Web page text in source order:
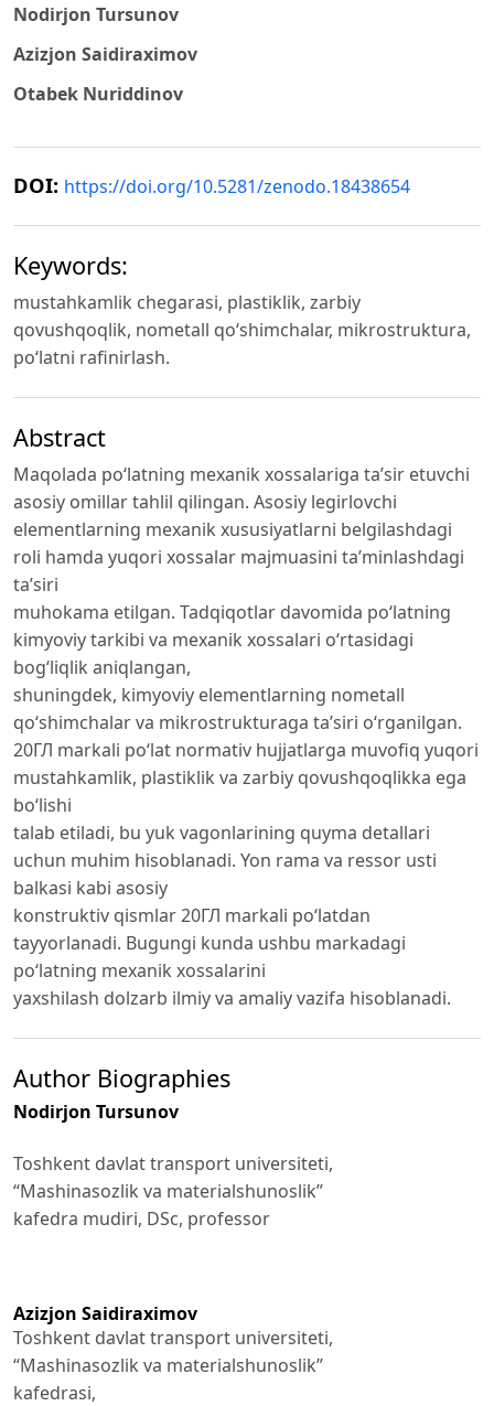
Nodirjon Tursunov
Azizjon Saidiraximov
Otabek Nuriddinov
DOI: https://doi.org/10.5281/zenodo.18438654
Keywords:
mustahkamlik chegarasi, plastiklik, zarbiy
qovushqoqlik, nometall qo‘shimchalar, mikrostruktura,
po‘latni rafinirlash.
Abstract
Maqolada po‘latning mexanik xossalariga ta’sir etuvchi
asosiy omillar tahlil qilingan. Asosiy legirlovchi
elementlarning mexanik xususiyatlarni belgilashdagi
roli hamda yuqori xossalar majmuasini ta’minlashdagi
ta’siri
muhokama etilgan. Tadqiqotlar davomida po‘latning
kimyoviy tarkibi va mexanik xossalari o‘rtasidagi
bog‘liqlik aniqlangan,
shuningdek, kimyoviy elementlarning nometall
qo‘shimchalar va mikrostrukturaga ta’siri o‘rganilgan.
20ГЛ markali po‘lat normativ hujjatlarga muvofiq yuqori
mustahkamlik, plastiklik va zarbiy qovushqoqlikka ega
bo‘lishi
talab etiladi, bu yuk vagonlarining quyma detallari
uchun muhim hisoblanadi. Yon rama va ressor usti
balkasi kabi asosiy
konstruktiv qismlar 20ГЛ markali po‘latdan
tayyorlanadi. Bugungi kunda ushbu markadagi
po‘latning mexanik xossalarini
yaxshilash dolzarb ilmiy va amaliy vazifa hisoblanadi.
Author Biographies
Nodirjon Tursunov
Toshkent davlat transport universiteti,
“Mashinasozlik va materialshunoslik”
kafedra mudiri, DSc, professor
Azizjon Saidiraximov
Toshkent davlat transport universiteti,
“Mashinasozlik va materialshunoslik”
kafedrasi,